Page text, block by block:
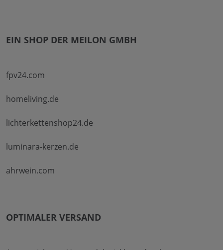
EIN SHOP DER MEILON GMBH
fpv24.com
homeliving.de
lichterkettenshop24.de
luminara-kerzen.de
ahrwein.com
OPTIMALER VERSAND